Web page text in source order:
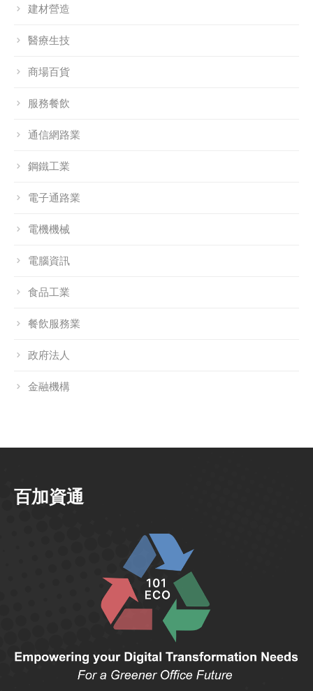
建材營造
醫療生技
商場百貨
服務餐飲
通信網路業
鋼鐵工業
電子通路業
電機機械
電腦資訊
食品工業
餐飲服務業
政府法人
金融機構
百加資通